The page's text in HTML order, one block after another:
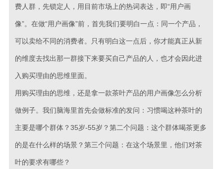
费人群，先锁定人，用目前市场上的热词表达，即“用户画
像”。在做“用户画像”前，首先我们要明白一点：同一个产品，
可以卖给不同的消费者。只有明白这一点后，你才能真正从新
的维度去找出那一群接下来要买自己产品的人，也才会因此进
入购买理由的思维里面。
用购买理由的思维，还是拿一款茶叶产品的用户画像怎么分析
做例子。我们脑海里首先会做标准的发问：习惯喝这种茶叶的
主要是哪个群体？35岁-55岁？第二个问题：这个群体喝茶更多
的是在什么样的场景？第三个问题：在这个场景里，他们对茶
叶的要求有哪些？